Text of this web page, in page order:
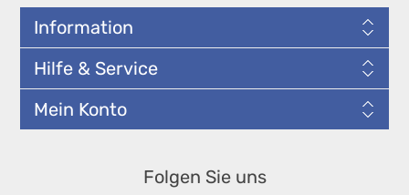
Information
Hilfe & Service
Mein Konto
Folgen Sie uns